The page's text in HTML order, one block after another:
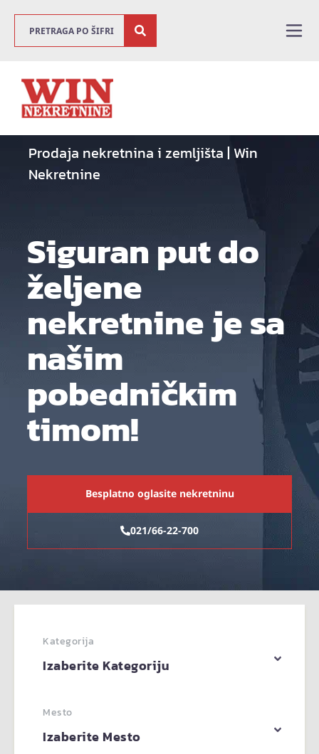
Prodaja nekretnina i zemljišta | Win
Nekretnine
Siguran put do
željene
nekretnine je sa
našim
pobedničkim
timom!
Besplatno oglasite nekretninu
021/66-22-700
Kategorija
Izaberite Kategoriju
Mesto
Izaberite Mesto